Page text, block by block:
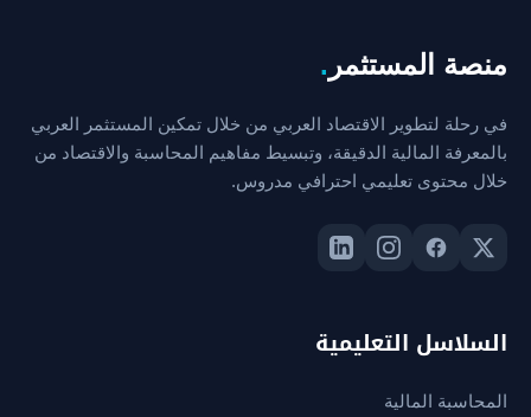
منصة المستثمر .
في رحلة لتطوير الاقتصاد العربي من خلال تمكين المستثمر العربي
بالمعرفة المالية الدقيقة، وتبسيط مفاهيم المحاسبة والاقتصاد من
خلال محتوى تعليمي احترافي مدروس.
السلاسل التعليمية
المحاسبة المالية